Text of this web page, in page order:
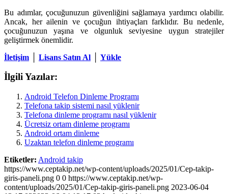
Bu adımlar, çocuğunuzun güvenliğini sağlamaya yardımcı olabilir.
Ancak, her ailenin ve çocuğun ihtiyaçları farklıdır. Bu nedenle,
çocuğunuzun yaşına ve olgunluk seviyesine uygun stratejiler
geliştirmek önemlidir.
İletişim
Lisans Satın Al Yükle
İlgili Yazılar:
Android Telefon Dinleme Programı
Telefona takip sistemi nasıl yüklenir
Telefona dinleme programı nasıl yüklenir
Ücretsiz ortam dinleme programı
Android ortam dinleme
Uzaktan telefon dinleme programı
Etiketler: Android takip
https://www.ceptakip.net/wp-content/uploads/2025/01/Cep-takip-
giris-paneli.png 0 0 https://www.ceptakip.net/wp-
content/uploads/2025/01/Cep-takip-giris-paneli.png 2023-06-04